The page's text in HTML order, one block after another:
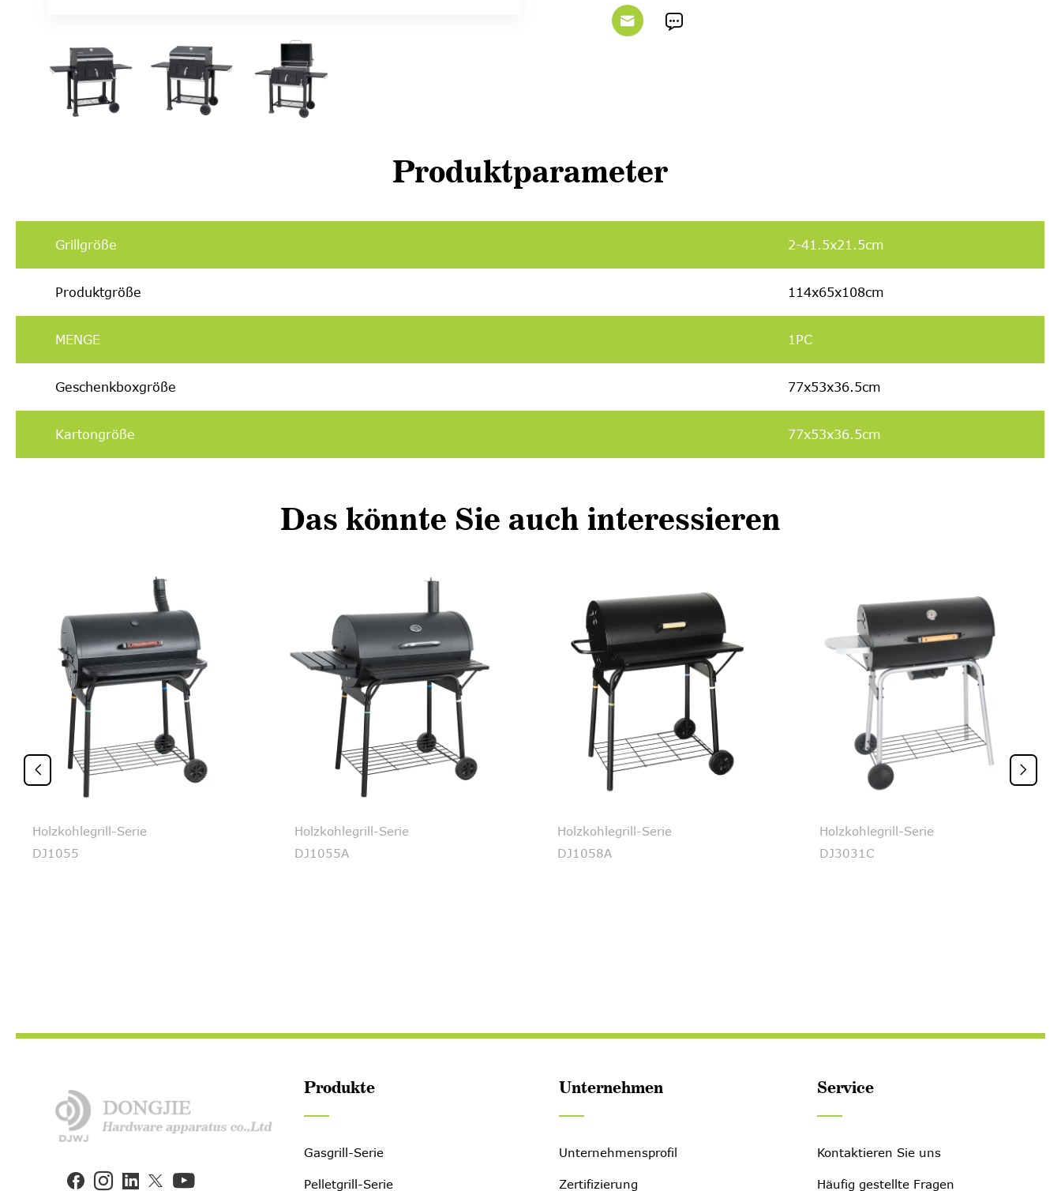
 
Produktparameter
Grillgröße 2-41.5x21.5cm
Produktgröße 114x65x108cm
MENGE 1PC
Geschenkboxgröße 77x53x36.5cm
Kartongröße 77x53x36.5cm
Das könnte Sie auch interessieren
Holzkohlegrill-Serie
DJ1055
Holzkohlegrill-Serie
DJ1055A
Holzkohlegrill-Serie
DJ1058A
Holzkohlegrill-Serie
DJ3031C
 
 
Produkte
Gasgrill-Serie
Pelletgrill-Serie
Unternehmen
Unternehmensprofil
Zertifizierung
Service
Kontaktieren Sie uns
Häufig gestellte Fragen